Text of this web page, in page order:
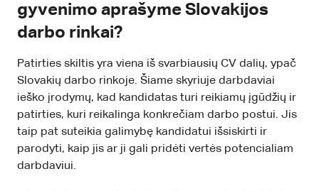
gyvenimo aprašyme Slovakijos
darbo rinkai?
Patirties skiltis yra viena iš svarbiausių CV dalių, ypač
Slovakių darbo rinkoje. Šiame skyriuje darbdaviai
ieško įrodymų, kad kandidatas turi reikiamų įgūdžių ir
patirties, kuri reikalinga konkrečiam darbo postui. Jis
taip pat suteikia galimybę kandidatui išsiskirti ir
parodyti, kaip jis ar ji gali pridėti vertės potencialiam
darbdaviui.